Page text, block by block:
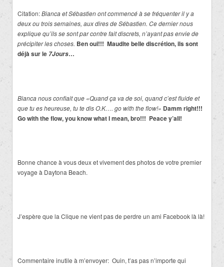
Citation:Bianca et Sébastien ont commencé à se fréquenter il y a
deux ou trois semaines, aux dires de Sébastien. Ce dernier nous
explique qu’ils se sont par contre fait discrets, n’ayant pas envie de
précipiter les choses. Ben oui!!! Maudite belle discrétion, ils sont
déjà sur le 7Jours…
Bianca nous confiait que «Quand ça va de soi, quand c’est fluide et
que tu es heureuse, tu te dis O.K…. go with the flow!» Damm right!!!
Go with the flow, you know what I mean, bro!!! Peace y’all!
Bonne chance à vous deux et vivement des photos de votre premier
voyage à Daytona Beach.
J’espère que la Clique ne vient pas de perdre un ami Facebook là là!
Commentaire inutile à m’envoyer: Ouin, t’as pas n’importe qui